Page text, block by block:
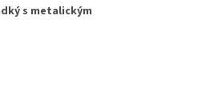
s metalickým